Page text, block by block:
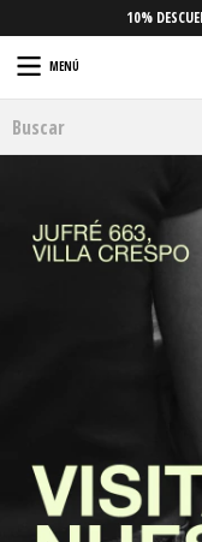
10%
MENÚ